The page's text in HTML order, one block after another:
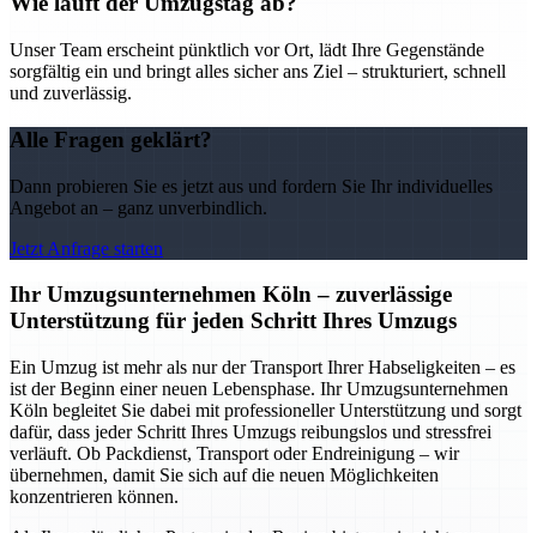
Unser Team erscheint pünktlich vor Ort, lädt Ihre Gegenstände
sorgfältig ein und bringt alles sicher ans Ziel – strukturiert, schnell
und zuverlässig.
Alle Fragen geklärt?
Dann probieren Sie es jetzt aus und fordern Sie Ihr individuelles
Angebot an – ganz unverbindlich.
Jetzt Anfrage starten
Ihr Umzugsunternehmen Köln – zuverlässige
Unterstützung für jeden Schritt Ihres Umzugs
Ein Umzug ist mehr als nur der Transport Ihrer Habseligkeiten – es
ist der Beginn einer neuen Lebensphase. Ihr Umzugsunternehmen
Köln begleitet Sie dabei mit professioneller Unterstützung und sorgt
dafür, dass jeder Schritt Ihres Umzugs reibungslos und stressfrei
verläuft. Ob Packdienst, Transport oder Endreinigung – wir
übernehmen, damit Sie sich auf die neuen Möglichkeiten
konzentrieren können.